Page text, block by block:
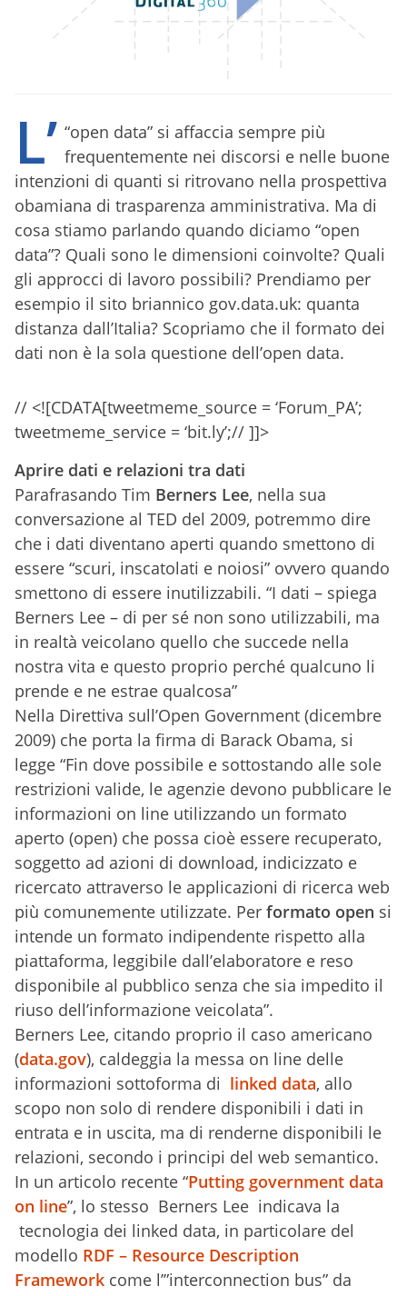
L’ “open data” si affaccia sempre più
frequentemente nei discorsi e nelle buone
intenzioni di quanti si ritrovano nella prospettiva
obamiana di trasparenza amministrativa. Ma di
cosa stiamo parlando quando diciamo “open
data”? Quali sono le dimensioni coinvolte? Quali
gli approcci di lavoro possibili? Prendiamo per
esempio il sito briannico gov.data.uk: quanta
distanza dall’Italia? Scopriamo che il formato dei
dati non è la sola questione dell’open data.
// <![CDATA[tweetmeme_source = ‘Forum_PA’;
tweetmeme_service = ‘bit.ly’;// ]]>
Aprire dati e relazioni tra dati
Parafrasando Tim Berners Lee, nella sua
conversazione al TED del 2009, potremmo dire
che i dati diventano aperti quando smettono di
essere “scuri, inscatolati e noiosi” ovvero quando
smettono di essere inutilizzabili. “I dati – spiega
Berners Lee – di per sé non sono utilizzabili, ma
in realtà veicolano quello che succede nella
nostra vita e questo proprio perché qualcuno li
prende e ne estrae qualcosa”
Nella Direttiva sull’Open Government (dicembre
2009) che porta la firma di Barack Obama, si
legge “Fin dove possibile e sottostando alle sole
restrizioni valide, le agenzie devono pubblicare le
informazioni on line utilizzando un formato
aperto (open) che possa cioè essere recuperato,
soggetto ad azioni di download, indicizzato e
ricercato attraverso le applicazioni di ricerca web
più comunemente utilizzate. Per formato open si
intende un formato indipendente rispetto alla
piattaforma, leggibile dall’elaboratore e reso
disponibile al pubblico senza che sia impedito il
riuso dell’informazione veicolata”.
Berners Lee, citando proprio il caso americano
(data.gov), caldeggia la messa on line delle
informazioni sottoforma di linked data, allo
scopo non solo di rendere disponibili i dati in
entrata e in uscita, ma di renderne disponibili le
relazioni, secondo i principi del web semantico.
In un articolo recente “Putting government data
on line”, lo stesso Berners Lee indicava la
tecnologia dei linked data, in particolare del
modello RDF – Resource Description
Framework come l’”interconnection bus” da